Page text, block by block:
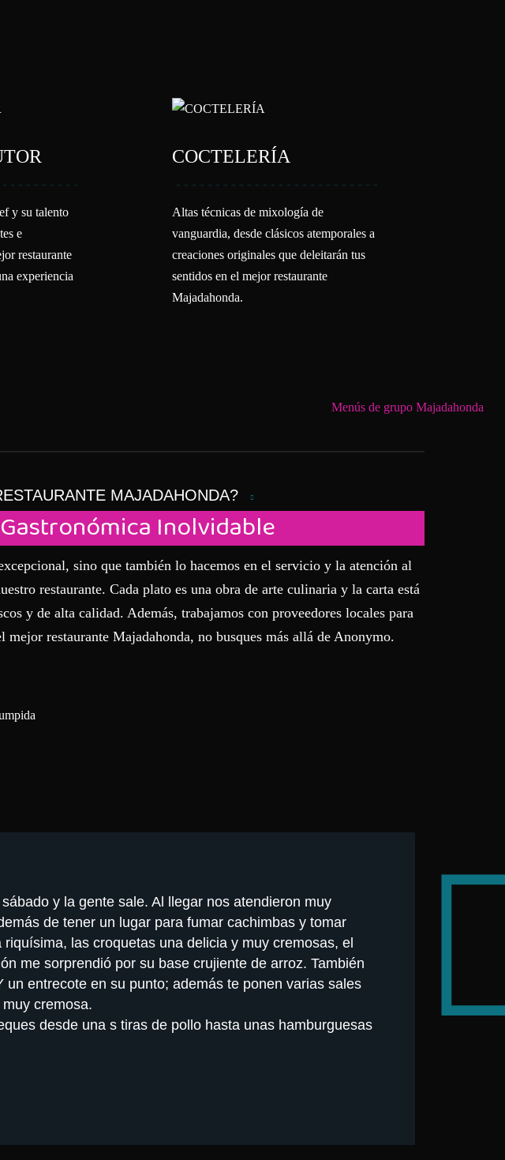
y su talento
e
restaurante
experiencia
COCTELERÍA
Altas técnicas de mixología de
vanguardia, desde clásicos atemporales a
creaciones originales que deleitarán tus
sentidos en el mejor restaurante
Majadahonda.
MAJADAHONDA?
Inolvidable
sino que también lo hacemos en el servicio y la atención al
restaurante. Cada plato es una obra de arte culinaria y la carta está
y de alta calidad. Además, trabajamos con proveedores locales para
restaurante Majadahonda, no busques más allá de Anonymo.
y la gente sale. Al llegar nos atendieron muy
de tener un lugar para fumar cachimbas y tomar
las croquetas una delicia y muy cremosas, el
me sorprendió por su base crujiente de arroz. También
entrecote en su punto; además te ponen varias sales
cremosa.
desde una s tiras de pollo hasta unas hamburguesas